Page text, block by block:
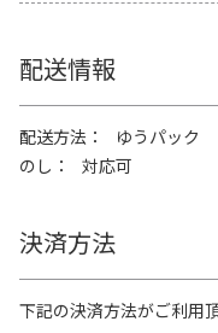
配送情報
配送方法
ゆうパック
のし
対応可
決済方法
下記の決済方法がご利用頂